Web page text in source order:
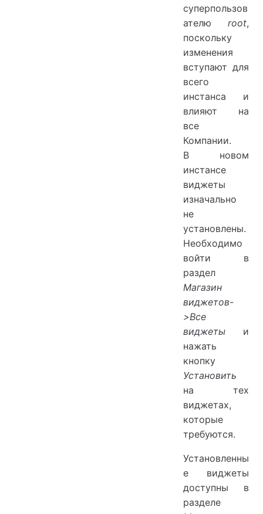
суперпользов
ателю root,
поскольку
изменения
вступают для
всего
инстанса и
влияют на
все
Компании.
В новом
инстансе
виджеты
изначально
не
установлены.
Необходимо
войти в
раздел
Магазин
виджетов-
>Все
виджеты и
нажать
кнопку
Установить
на тех
виджетах,
которые
требуются.
Установленны
е виджеты
доступны в
разделе